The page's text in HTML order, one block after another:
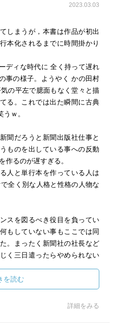
2023.03.03
しまうが，本書は作品が初出
本化されるまでに時間掛かり
ディな時代に 全く持って遅れ
事の様子。ようやく かの田村
の平左で臆面もなく堂々と描
る。これでは出た瞬間に古典
ｗ。
聞だろうと新聞出版社仕事と
ものを出している事への反動
作るのが遅すぎる。
人と単行本を作っている人は
全く別な人格と性格の人物な
スを図るべき役目を負ってい
もしていない事もここでは同
。まったく新聞社の社長など
く三日遣ったらやめられない
どつまらぬものだ，という結
まあこの三谷本には感想にす
を読む
詳細をみる